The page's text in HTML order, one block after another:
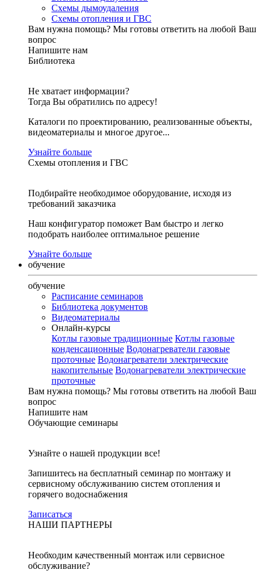
Схемы дымоудаления
Схемы отопления и ГВС
Вам нужна помощь? Мы готовы ответить на любой Ваш
вопрос
Напишите нам
Библиотека
Не хватает информации?
Тогда Вы обратились по адресу!
Каталоги по проектированию, реализованные объекты,
видеоматериалы и многое другое...
Узнайте больше
Схемы отопления и ГВС
Подбирайте необходимое оборудование, исходя из
требований заказчика
Наш конфигуратор поможет Вам быстро и легко
подобрать наиболее оптимальное решение
Узнайте больше
обучение
обучение
Расписание семинаров
Библиотека документов
Видеоматериалы
Онлайн-курсы
Котлы газовые традиционные Котлы газовые
конденсационные Водонагреватели газовые
проточные Водонагреватели электрические
накопительные Водонагреватели электрические
проточные
Вам нужна помощь? Мы готовы ответить на любой Ваш
вопрос
Напишите нам
Обучающие семинары
Узнайте о нашей продукции все!
Запишитесь на бесплатный семинар по монтажу и
сервисному обслуживанию систем отопления и
горячего водоснабжения
Записаться
НАШИ ПАРТНЕРЫ
Необходим качественный монтаж или сервисное
обслуживание?